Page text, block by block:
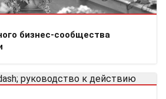
бизнес-сообщества